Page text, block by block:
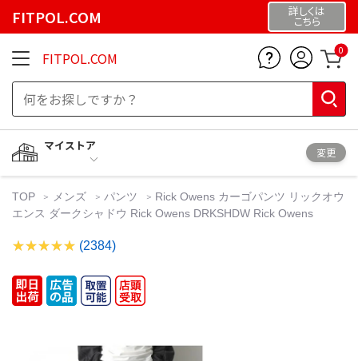
FITPOL.COM 詳しくは
こちら
FITPOL.COM 0
マイストア
変更
TOP メンズ パンツ
Rick Owens カーゴパンツ リックオウ
エンス ダークシャドウ Rick Owens DRKSHDW Rick Owens
(2384)